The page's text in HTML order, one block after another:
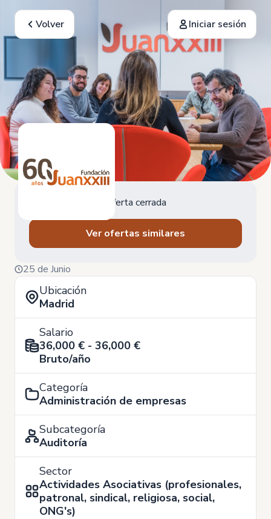
Volver Iniciar sesión
Oferta cerrada
Ver ofertas similares
25 de Junio
Ubicación
Madrid
Salario
36,000 € - 36,000 €
Bruto/año
Categoría
Administración de empresas
Subcategoría
Auditoría
Sector
Actividades Asociativas (profesionales,
patronal, sindical, religiosa, social,
ONG's)